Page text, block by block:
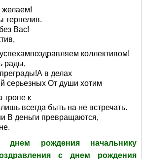
желаем!
терпелив.
Вас!
коллективом!
рады,
в делах
серьезных От души хотим
тропе к
всегда быть на не встречать.
В деньги превращаются,
днем рождения начальнику
с днем рождения